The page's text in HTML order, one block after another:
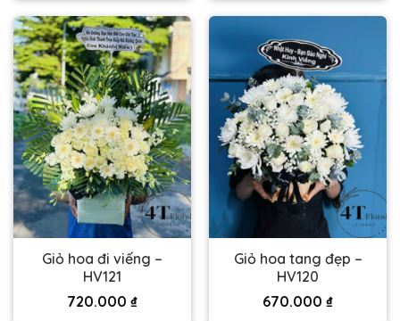
Giỏ hoa đi viếng –
HV121
720.000 ₫
Giỏ hoa tang đẹp –
HV120
670.000 ₫